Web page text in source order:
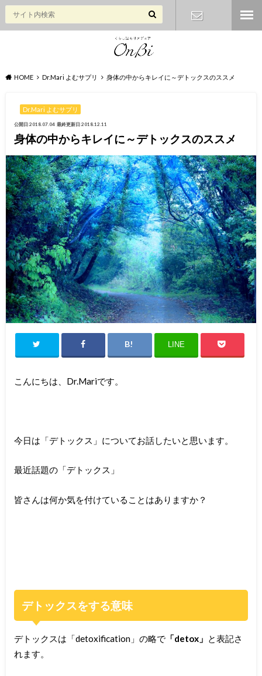
HOME Dr.Mari よむサプリ 身体の中からキレイに～デトックスのススメ
Dr.Mari よむサプリ
公開日:2018.07.04 最終更新日:2018.12.11
身体の中からキレイに～デトックスのススメ
LINE
こんにちは、Dr.Mariです。
今日は「デトックス」についてお話したいと思います。
最近話題の「デトックス」
皆さんは何か気を付けていることはありますか？
デトックスをする意味
デトックスは「detoxification」の略で「detox」 と表記さ
れます。